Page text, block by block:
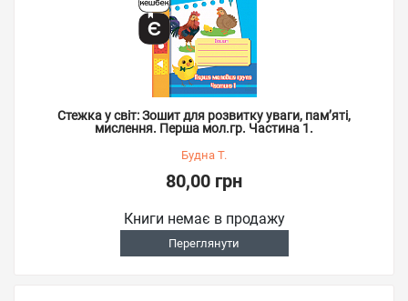
Стежка у світ: Зошит для розвитку уваги, пам’яті,
мислення. Перша мол.гр. Частина 1.
Будна Т.
80,00 грн
Книги немає в продажу
Переглянути